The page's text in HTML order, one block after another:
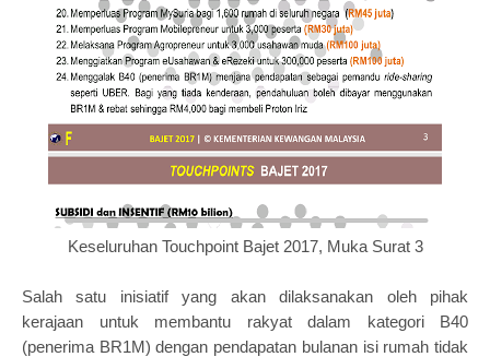
Keseluruhan Touchpoint Bajet 2017, Muka Surat 3
Salah satu inisiatif yang akan dilaksanakan oleh pihak
kerajaan untuk membantu rakyat dalam kategori B40
(penerima BR1M) dengan pendapatan bulanan isi rumah tidak